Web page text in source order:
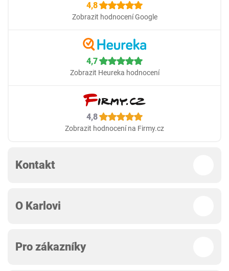
4,8
Zobrazit hodnocení Google
4,7
Zobrazit Heureka hodnocení
4,8
Zobrazit hodnocení na Firmy.cz
Kontakt
O Karlovi
Pro zákazníky